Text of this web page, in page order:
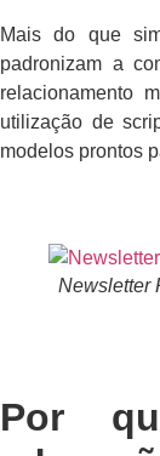
Mais do que
padronizam a
relacionamento
utilização de
modelos prontos
Newsletter
Por